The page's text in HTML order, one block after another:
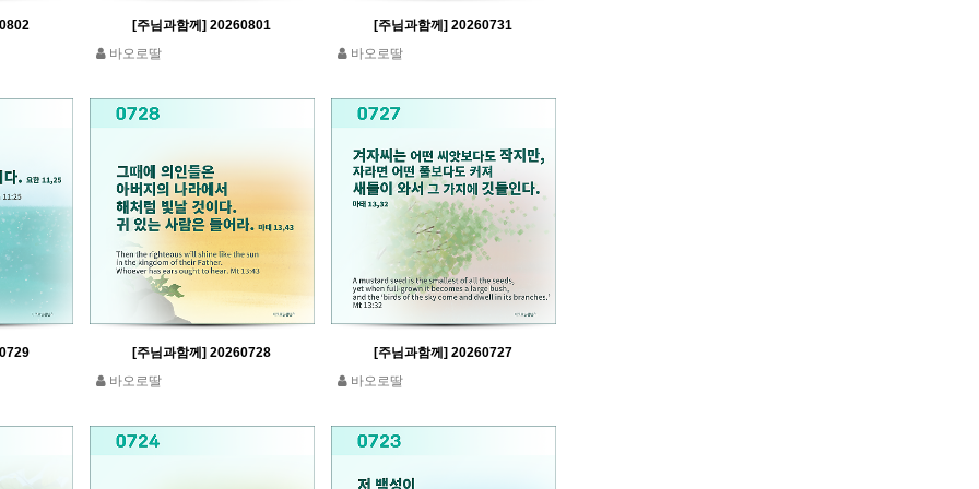
[주님과함께] 20260801
바오로딸
[주님과함께] 20260731
바오로딸
[주님과함께] 20260728
바오로딸
[주님과함께] 20260727
바오로딸